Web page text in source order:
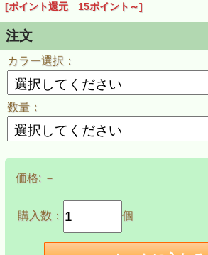
[ポイント還元 15ポイント～]
注文
カラー選択：
数量：
価格:－
購入数： 個